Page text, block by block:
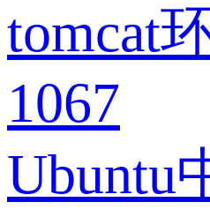
tomcat
1067
Ubuntu